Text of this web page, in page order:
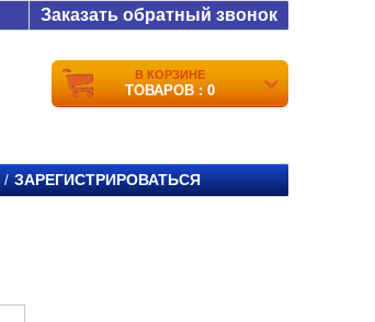
Заказать обратный звонок
В КОРЗИНЕ
ТОВАРОВ : 0
/ ЗАРЕГИСТРИРОВАТЬСЯ